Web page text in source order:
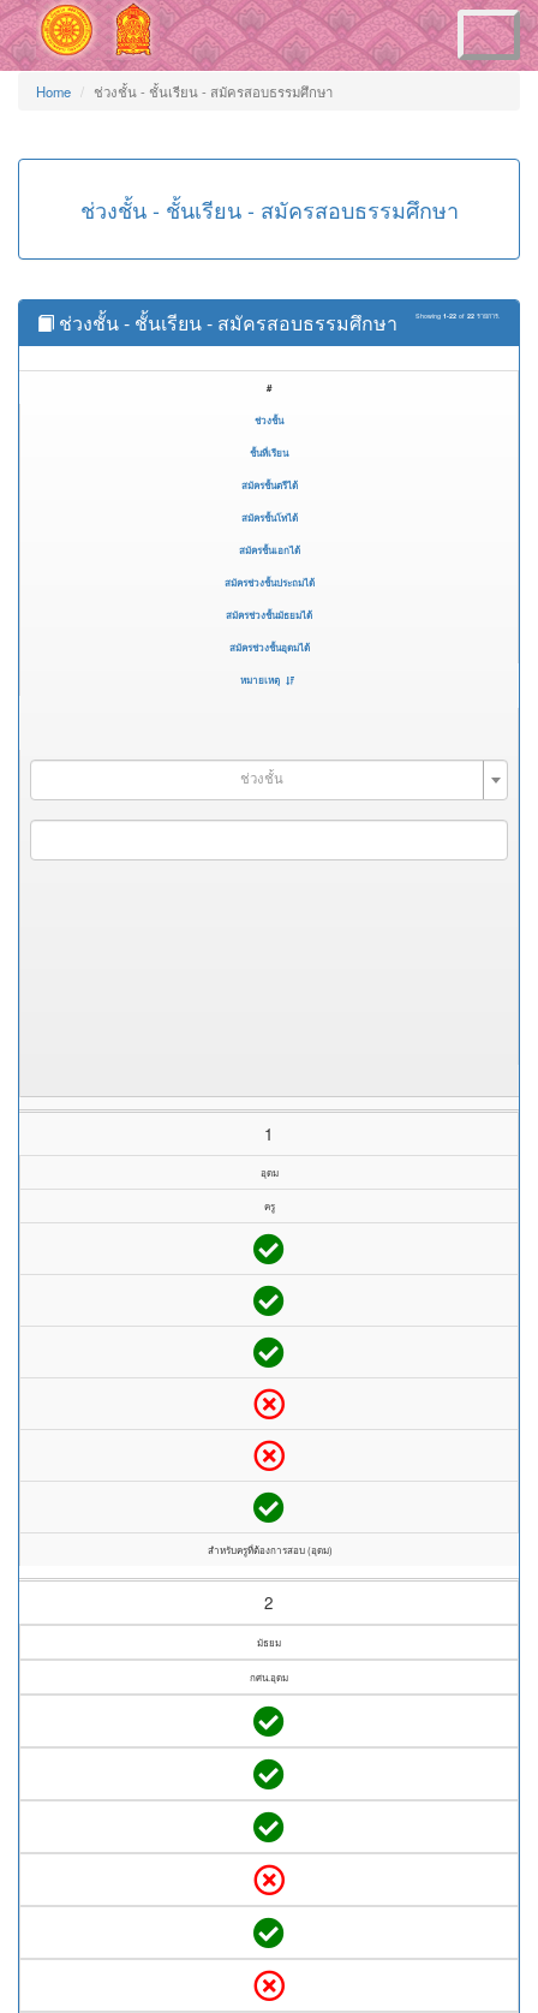
Toggle
navigation
Home ช่วงชั้น - ชั้นเรียน - สมัครสอบธรรมศึกษา
ช่วงชั้น - ชั้นเรียน - สมัครสอบธรรมศึกษา
Showing 1-22 of 22 รายการ.
ช่วงชั้น - ชั้นเรียน - สมัครสอบธรรมศึกษา
#
ช่วงชั้น
ชั้นที่เรียน
สมัครชั้นตรีได้
สมัครชั้นโทได้
สมัครชั้นเอกได้
สมัครช่วงชั้นประถมได้
สมัครช่วงชั้นมัธยมได้
สมัครช่วงชั้นอุดมได้
หมายเหตุ
ช่วงชั้น
1
อุดม
ครู
สำหรับครูที่ต้องการสอบ (อุดม)
2
มัธยม
กศน.อุดม